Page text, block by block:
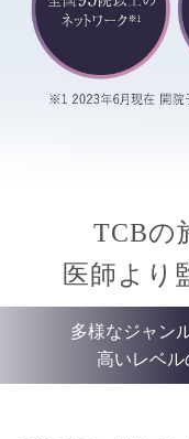
TCBの
医師より
多様なジャン
高いレベ